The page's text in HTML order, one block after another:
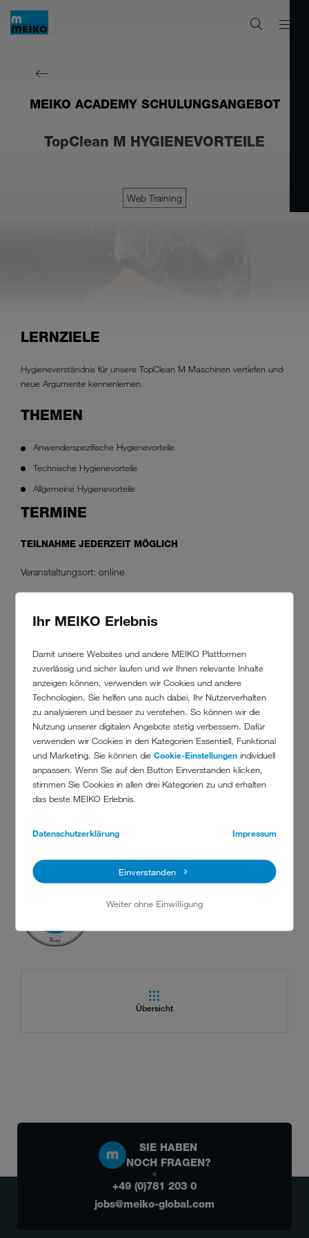
Ihr MEIKO Erlebnis
Damit unsere Websites und andere MEIKO Plattformen
zuverlässig und sicher laufen und wir Ihnen relevante Inhalte
anzeigen können, verwenden wir Cookies und andere
Technologien. Sie helfen uns auch dabei, Ihr Nutzerverhalten
zu analysieren und besser zu verstehen. So können wir die
Nutzung unserer digitalen Angebote stetig verbessern. Dafür
verwenden wir Cookies in den Kategorien Essentiell, Funktional
und Marketing. Sie können dieCookie-Einstellungen individuell
anpassen. Wenn Sie auf den Button Einverstanden klicken,
stimmen Sie Cookies in allen drei Kategorien zu und erhalten
das beste MEIKO Erlebnis.
Datenschutzerklärung Impressum
Einverstanden
Weiter ohne Einwilligung
MEIKO ACADEMY SCHULUNGSANGEBOT
TopClean M HYGIENEVORTEILE
Web Training
LERNZIELE
Hygieneverständnis für unsere TopClean M Maschinen vertiefen und
neue Argumente kennenlernen.
THEMEN
Anwenderspezifische Hygienevorteile
Technische Hygienevorteile
Allgemeine Hygienevorteile
TERMINE
TEILNAHME JEDERZEIT MÖGLICH
Veranstaltungsort: online
Jetzt anmelden
MEIKO-KONTO REGISTRIEREN
Neu registrieren
kontaktieren oder schreiben Sie uns eine E-Mail an
Übersicht
SIE HABEN
NOCH FRAGEN?
+49 (0)781 203 0
jobs@meiko-global.com